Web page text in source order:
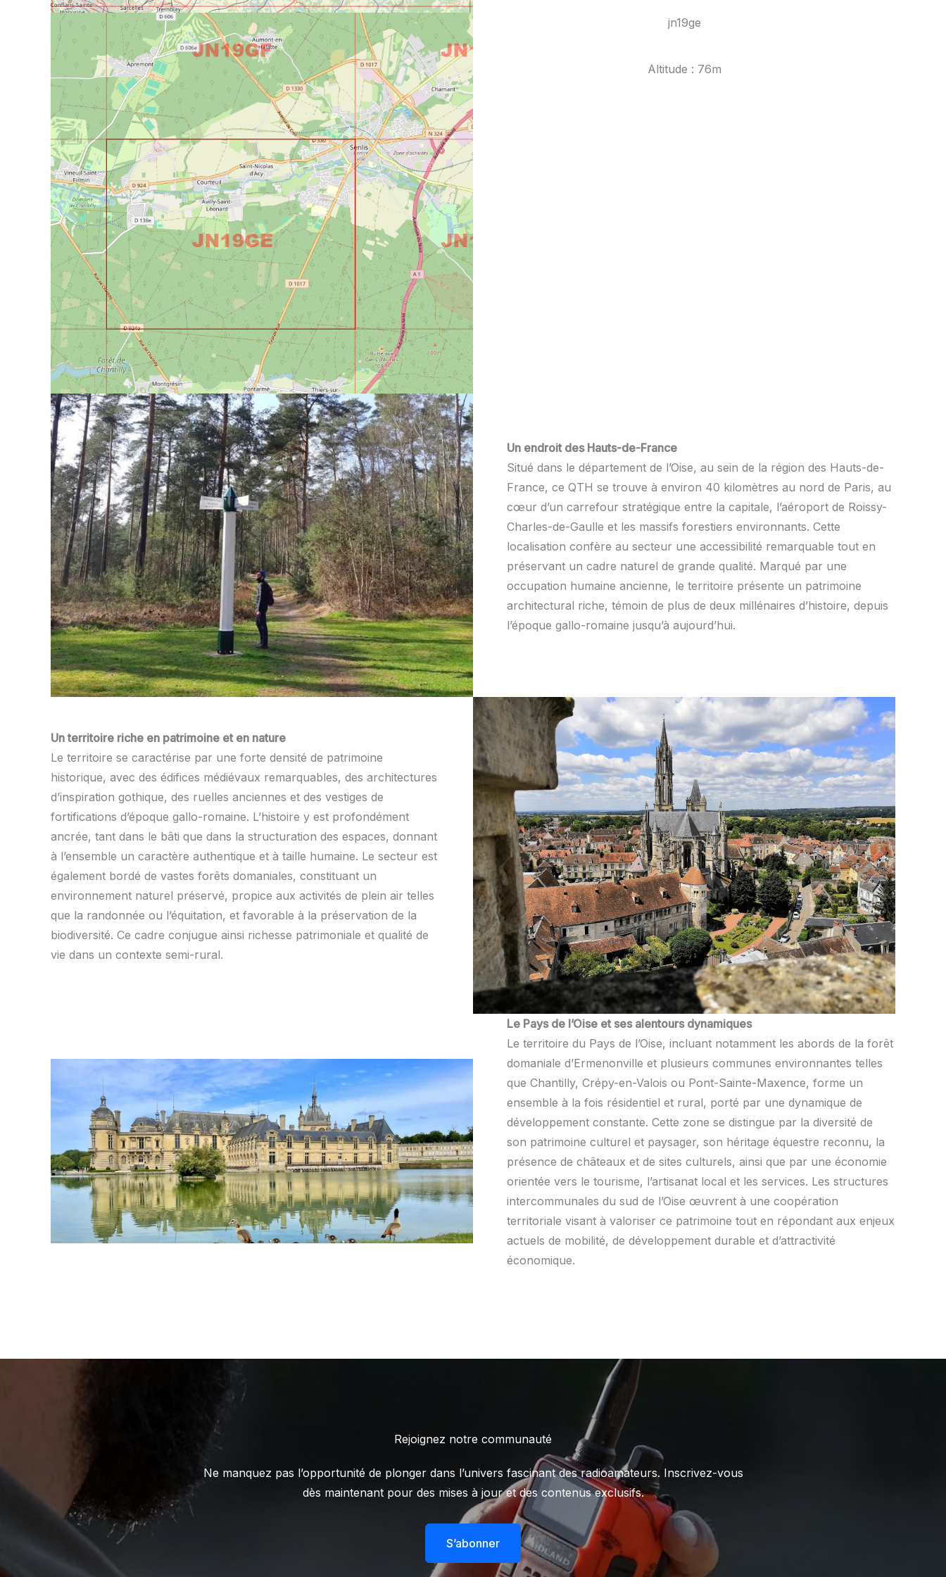
jn19ge
Altitude : 76m
Un endroit des Hauts-de-France
Situé dans le département de l’Oise, au sein de la région des Hauts-de-
France, ce QTH se trouve à environ 40 kilomètres au nord de Paris, au
cœur d’un carrefour stratégique entre la capitale, l’aéroport de Roissy-
Charles-de-Gaulle et les massifs forestiers environnants. Cette
localisation confère au secteur une accessibilité remarquable tout en
préservant un cadre naturel de grande qualité. Marqué par une
occupation humaine ancienne, le territoire présente un patrimoine
architectural riche, témoin de plus de deux millénaires d’histoire, depuis
l’époque gallo-romaine jusqu’à aujourd’hui.
Un territoire riche en patrimoine et en nature
Le territoire se caractérise par une forte densité de patrimoine
historique, avec des édifices médiévaux remarquables, des architectures
d’inspiration gothique, des ruelles anciennes et des vestiges de
fortifications d’époque gallo-romaine. L’histoire y est profondément
ancrée, tant dans le bâti que dans la structuration des espaces, donnant
à l’ensemble un caractère authentique et à taille humaine. Le secteur est
également bordé de vastes forêts domaniales, constituant un
environnement naturel préservé, propice aux activités de plein air telles
que la randonnée ou l’équitation, et favorable à la préservation de la
biodiversité. Ce cadre conjugue ainsi richesse patrimoniale et qualité de
vie dans un contexte semi-rural.
Le Pays de l’Oise et ses alentours dynamiques
Le territoire du Pays de l’Oise, incluant notamment les abords de la forêt
domaniale d’Ermenonville et plusieurs communes environnantes telles
que Chantilly, Crépy-en-Valois ou Pont-Sainte-Maxence, forme un
ensemble à la fois résidentiel et rural, porté par une dynamique de
développement constante. Cette zone se distingue par la diversité de
son patrimoine culturel et paysager, son héritage équestre reconnu, la
présence de châteaux et de sites culturels, ainsi que par une économie
orientée vers le tourisme, l’artisanat local et les services. Les structures
intercommunales du sud de l’Oise œuvrent à une coopération
territoriale visant à valoriser ce patrimoine tout en répondant aux enjeux
actuels de mobilité, de développement durable et d’attractivité
économique.
Rejoignez notre communauté
Ne manquez pas l’opportunité de plonger dans l’univers fascinant des radioamateurs. Inscrivez-vous
dès maintenant pour des mises à jour et des contenus exclusifs.
S’abonner